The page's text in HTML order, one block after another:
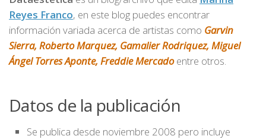
Reyes Franco, en este blog puedes encontrar
información variada acerca de artistas como Garvin
Sierra, Roberto Marquez, Gamalier Rodriquez, Miguel
Ángel Torres Aponte, Freddie Mercadoentre otros.
Datos de la publicación
Se publica desde noviembre 2008 pero incluye